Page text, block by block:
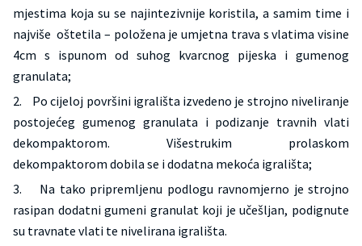
mjestima koja su se najintezivnije koristila, a samim time i
najviše oštetila – položena je umjetna trava s vlatima visine
4cm s ispunom od suhog kvarcnog pijeska i gumenog
granulata;
2. Po cijeloj površini igrališta izvedeno je strojno niveliranje
postojećeg gumenog granulata i podizanje travnih vlati
dekompaktorom. Višestrukim prolaskom
dekompaktorom dobila se i dodatna mekoća igrališta;
3. Na tako pripremljenu podlogu ravnomjerno je strojno
rasipan dodatni gumeni granulat koji je učešljan, podignute
su travnate vlati te nivelirana igrališta.